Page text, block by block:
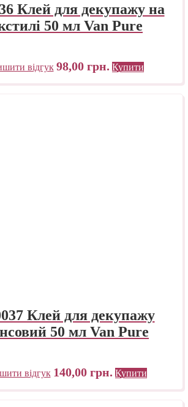
Клей для декупажу на
50 мл Van Pure
відгук 98,00 грн. Купити
Клей для декупажу
50 мл Van Pure
відгук 140,00 грн. Купити